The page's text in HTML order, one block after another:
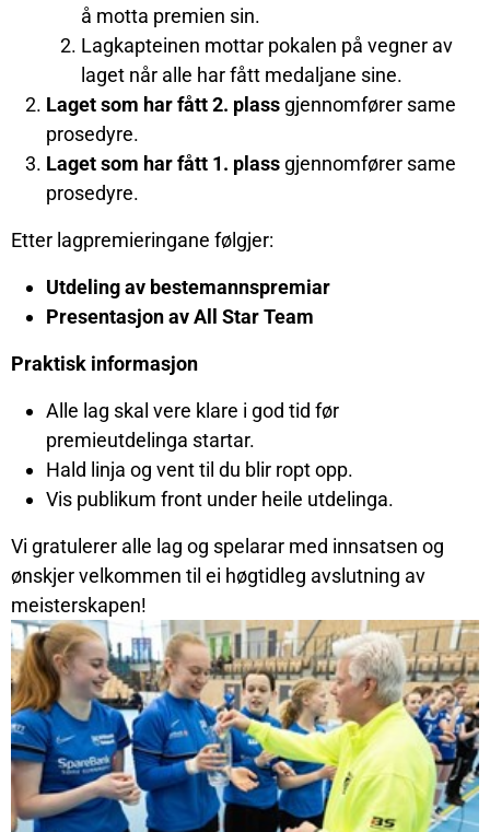
å motta premien sin.
Lagkapteinen mottar pokalen på vegner av
laget når alle har fått medaljane sine.
Laget som har fått 2. plass gjennomfører same
prosedyre.
Laget som har fått 1. plass gjennomfører same
prosedyre.
Etter lagpremieringane følgjer:
Utdeling av bestemannspremiar
Presentasjon av All Star Team
Praktisk informasjon
Alle lag skal vere klare i god tid før
premieutdelinga startar.
Hald linja og vent til du blir ropt opp.
Vis publikum front under heile utdelinga.
Vi gratulerer alle lag og spelarar med innsatsen og
ønskjer velkommen til ei høgtidleg avslutning av
meisterskapen!